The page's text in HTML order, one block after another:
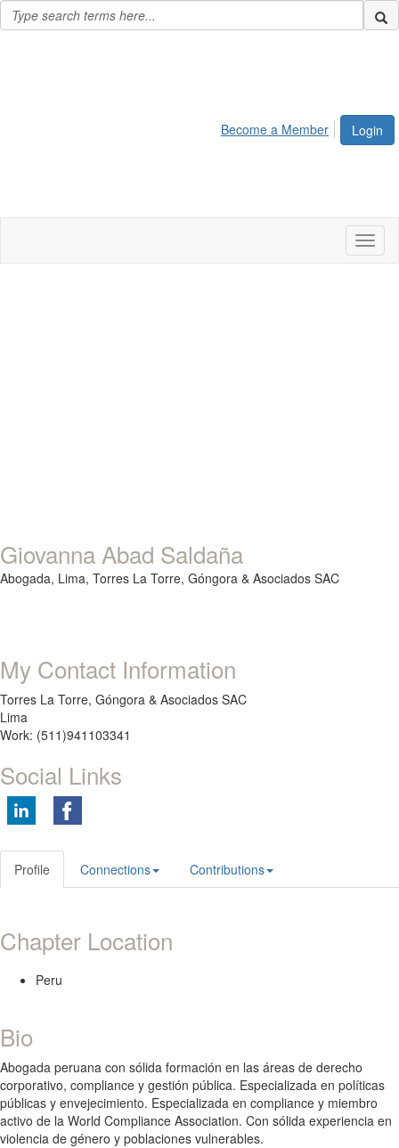
Login
Become a Member
Giovanna Abad Saldaña
Abogada, Lima, Torres La Torre, Góngora & Asociados SAC
My Contact Information
Torres La Torre, Góngora & Asociados SAC
Lima
Work: (511)941103341
Social Links
Profile Connections Contributions
Chapter Location
Peru
Bio
Abogada peruana con sólida formación en las áreas de derecho
corporativo, compliance y gestión pública. Especializada en políticas
públicas y envejecimiento. Especializada en compliance y miembro
activo de la World Compliance Association. Con sólida experiencia en
violencia de género y poblaciones vulnerables.